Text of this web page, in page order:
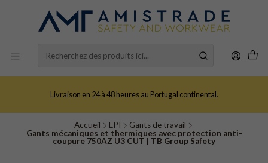
Livraison en 24 à 48 heures au Portugal continental.
Accueil EPI
Gants de travail
Gants mécaniques et thermiques avec protection anti-
coupure 750AZ U3 CUT | TB Group Safety